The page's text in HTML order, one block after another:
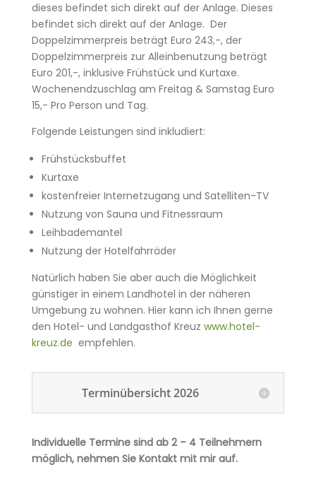
dieses befindet sich direkt auf der Anlage. Dieses
befindet sich direkt auf der Anlage. Der
Doppelzimmerpreis beträgt Euro 243,-, der
Doppelzimmerpreis zur Alleinbenutzung beträgt
Euro 201,-, inklusive Frühstück und Kurtaxe.
Wochenendzuschlag am Freitag & Samstag Euro
15,- Pro Person und Tag.
Folgende Leistungen sind inkludiert:
Frühstücksbuffet
Kurtaxe
kostenfreier Internetzugang und Satelliten-TV
Nutzung von Sauna und Fitnessraum
Leihbademantel
Nutzung der Hotelfahrräder
Natürlich haben Sie aber auch die Möglichkeit
günstiger in einem Landhotel in der näheren
Umgebung zu wohnen. Hier kann ich Ihnen gerne
den Hotel- und Landgasthof Kreuz www.hotel-
kreuz.de empfehlen.
Terminübersicht 2026
Individuelle Termine sind ab 2 – 4 Teilnehmern
möglich, nehmen Sie Kontakt mit mir auf.